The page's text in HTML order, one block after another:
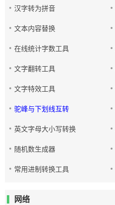
汉字转为拼音
文本内容替换
在线统计字数工具
文字翻转工具
文字特效工具
驼峰与下划线互转
英文字母大小写转换
随机数生成器
常用进制转换工具
网络